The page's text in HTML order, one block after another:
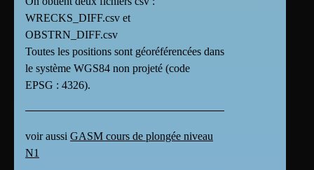
WRECKS_DIFF.csv et
OBSTRN_DIFF.csv
Toutes les positions sont géoréférencées dans
le système WGS84 non projeté (code
EPSG : 4326).
voir aussi GASM cours de plongée niveau
N1